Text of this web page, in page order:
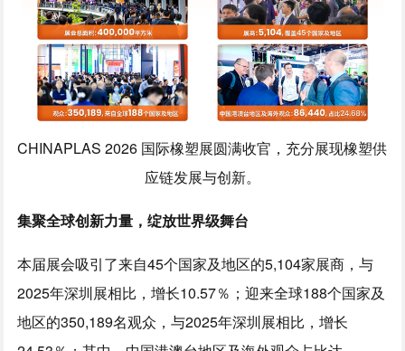
CHINAPLAS 2026 国际橡塑展圆满收官，充分展现橡塑供
应链发展与创新。
集聚全球创新力量，绽放世界级舞台
本届展会吸引了来自45个国家及地区的5,104家展商，与
2025年深圳展相比，增长10.57％；迎来全球188个国家及
地区的350,189名观众，与2025年深圳展相比，增长